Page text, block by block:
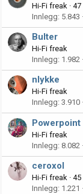
Hi-Fi freak · 47
Innlegg 5.843
Bulter
Hi-Fi freak
Innlegg 1.982
nlykke
Hi-Fi freak
Innlegg 3.910
Powerpoint
Hi-Fi freak
Innlegg 8.082
ceroxol
Hi-Fi freak · 45
Innlegg 1.221